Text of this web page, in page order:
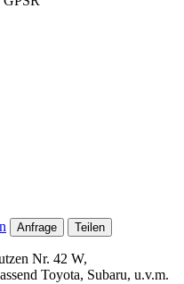
Anfrage Teilen
Nr. 42 W,
Toyota, Subaru, u.v.m.